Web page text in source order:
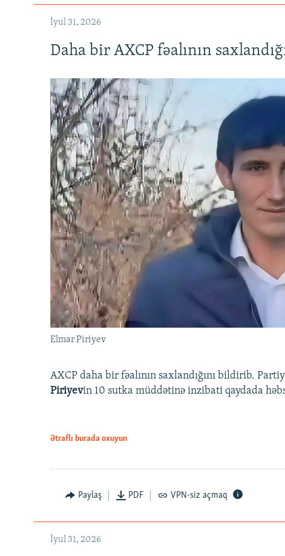
İyul 31, 2026
Daha bir AXCP fəalının
Elmar Piriyev
AXCP daha bir fəalının saxlandığını bildirib.
Piriyevin 10 sutka müddətinə inzibati qaydada
Ətraflı burada oxuyun
Paylaş PDF VPN-siz açmaq
İyul 31, 2026